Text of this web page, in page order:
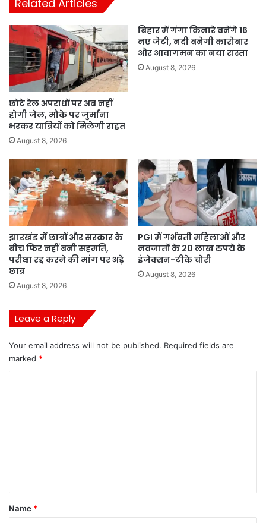
Related Articles
छोटे रेल अपराधों पर अब नहीं
होगी जेल, मौके पर जुर्माना
भरकर यात्रियों को मिलेगी राहत
August 8, 2026
बिहार में गंगा किनारे बनेंगे 16
नए जेटी, नदी बनेगी कारोबार
और आवागमन का नया रास्ता
August 8, 2026
झारखंड में छात्रों और सरकार के
बीच फिर नहीं बनी सहमति,
परीक्षा रद्द करने की मांग पर अड़े
छात्र
August 8, 2026
PGI में गर्भवती महिलाओं और
नवजातों के 20 लाख रुपये के
इंजेक्शन-टीके चोरी
August 8, 2026
Leave a Reply
Your email address will not be published. Required fields are
marked *
*
Name *